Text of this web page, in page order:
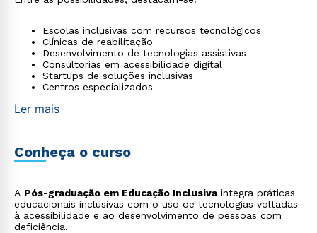
Escolas inclusivas com recursos tecnológicos
Clínicas de reabilitação
Desenvolvimento de tecnologias assistivas
Consultorias em acessibilidade digital
Startups de soluções inclusivas
Centros especializados
Ler mais
Conheça o curso
A Pós-graduação em Educação Inclusivaintegra práticas
educacionais inclusivas com o uso de tecnologias voltadas
à acessibilidade e ao desenvolvimento de pessoas com
deficiência.